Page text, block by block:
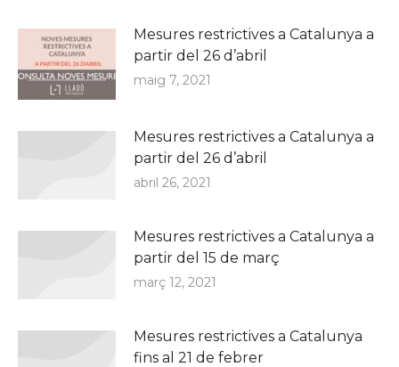
Mesures restrictives a Catalunya a
partir del 26 d’abril
maig 7, 2021
Mesures restrictives a Catalunya a
partir del 26 d’abril
abril 26, 2021
Mesures restrictives a Catalunya a
partir del 15 de març
març 12, 2021
Mesures restrictives a Catalunya
fins al 21 de febrer